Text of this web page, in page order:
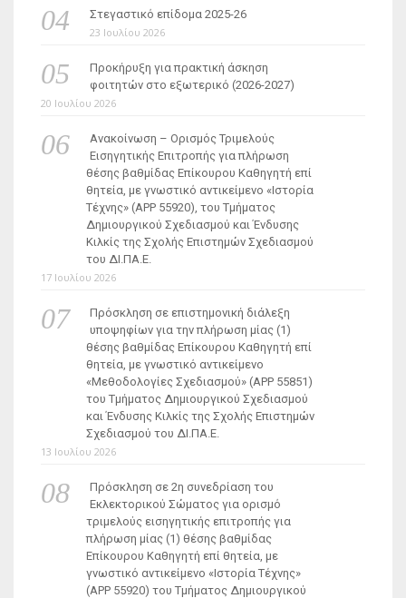
Στεγαστικό επίδομα 2025-26
23 Ιουλίου 2026
Προκήρυξη για πρακτική άσκηση
φοιτητών στο εξωτερικό (2026-2027)
20 Ιουλίου 2026
Ανακοίνωση – Ορισμός Τριμελούς
Εισηγητικής Επιτροπής για πλήρωση
θέσης βαθμίδας Επίκουρου Καθηγητή επί
θητεία, με γνωστικό αντικείμενο «Ιστορία
Τέχνης» (ΑΡΡ 55920), του Τμήματος
Δημιουργικού Σχεδιασμού και Ένδυσης
Κιλκίς της Σχολής Επιστημών Σχεδιασμού
του ΔΙ.ΠΑ.Ε.
17 Ιουλίου 2026
Πρόσκληση σε επιστημονική διάλεξη
υποψηφίων για την πλήρωση μίας (1)
θέσης βαθμίδας Επίκουρου Καθηγητή επί
θητεία, με γνωστικό αντικείμενο
«Μεθοδολογίες Σχεδιασμού» (ΑΡΡ 55851)
του Τμήματος Δημιουργικού Σχεδιασμού
και Ένδυσης Κιλκίς της Σχολής Επιστημών
Σχεδιασμού του ΔΙ.ΠΑ.Ε.
13 Ιουλίου 2026
Πρόσκληση σε 2η συνεδρίαση του
Εκλεκτορικού Σώματος για ορισμό
τριμελούς εισηγητικής επιτροπής για
πλήρωση μίας (1) θέσης βαθμίδας
Επίκουρου Καθηγητή επί θητεία, με
γνωστικό αντικείμενο «Ιστορία Τέχνης»
(ΑΡΡ 55920) του Τμήματος Δημιουργικού